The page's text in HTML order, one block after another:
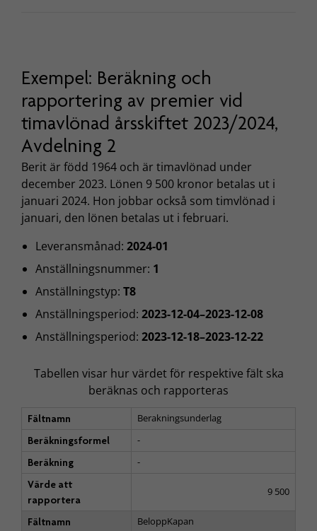
Exempel: Beräkning och
rapportering av premier vid
timavlönad årsskiftet 2023/2024,
Avdelning 2
Berit är född 1964 och är timavlönad under
december 2023. Lönen 9 500 kronor betalas ut i
januari 2024. Hon jobbar också som timvlönad i
januari, den lönen betalas ut i februari.
Leveransmånad: 2024-01
Anställningsnummer: 1
Anställningstyp: T8
Anställningsperiod: 2023-12-04–2023-12-08
Anställningsperiod: 2023-12-18–2023-12-22
Tabellen visar hur värdet för respektive fält ska
beräknas och rapporteras
Fältnamn
Berakningsunderlag
Beräkningsformel
-
Beräkning
-
Värde att
rapportera
9 500
Fältnamn
BeloppKapan